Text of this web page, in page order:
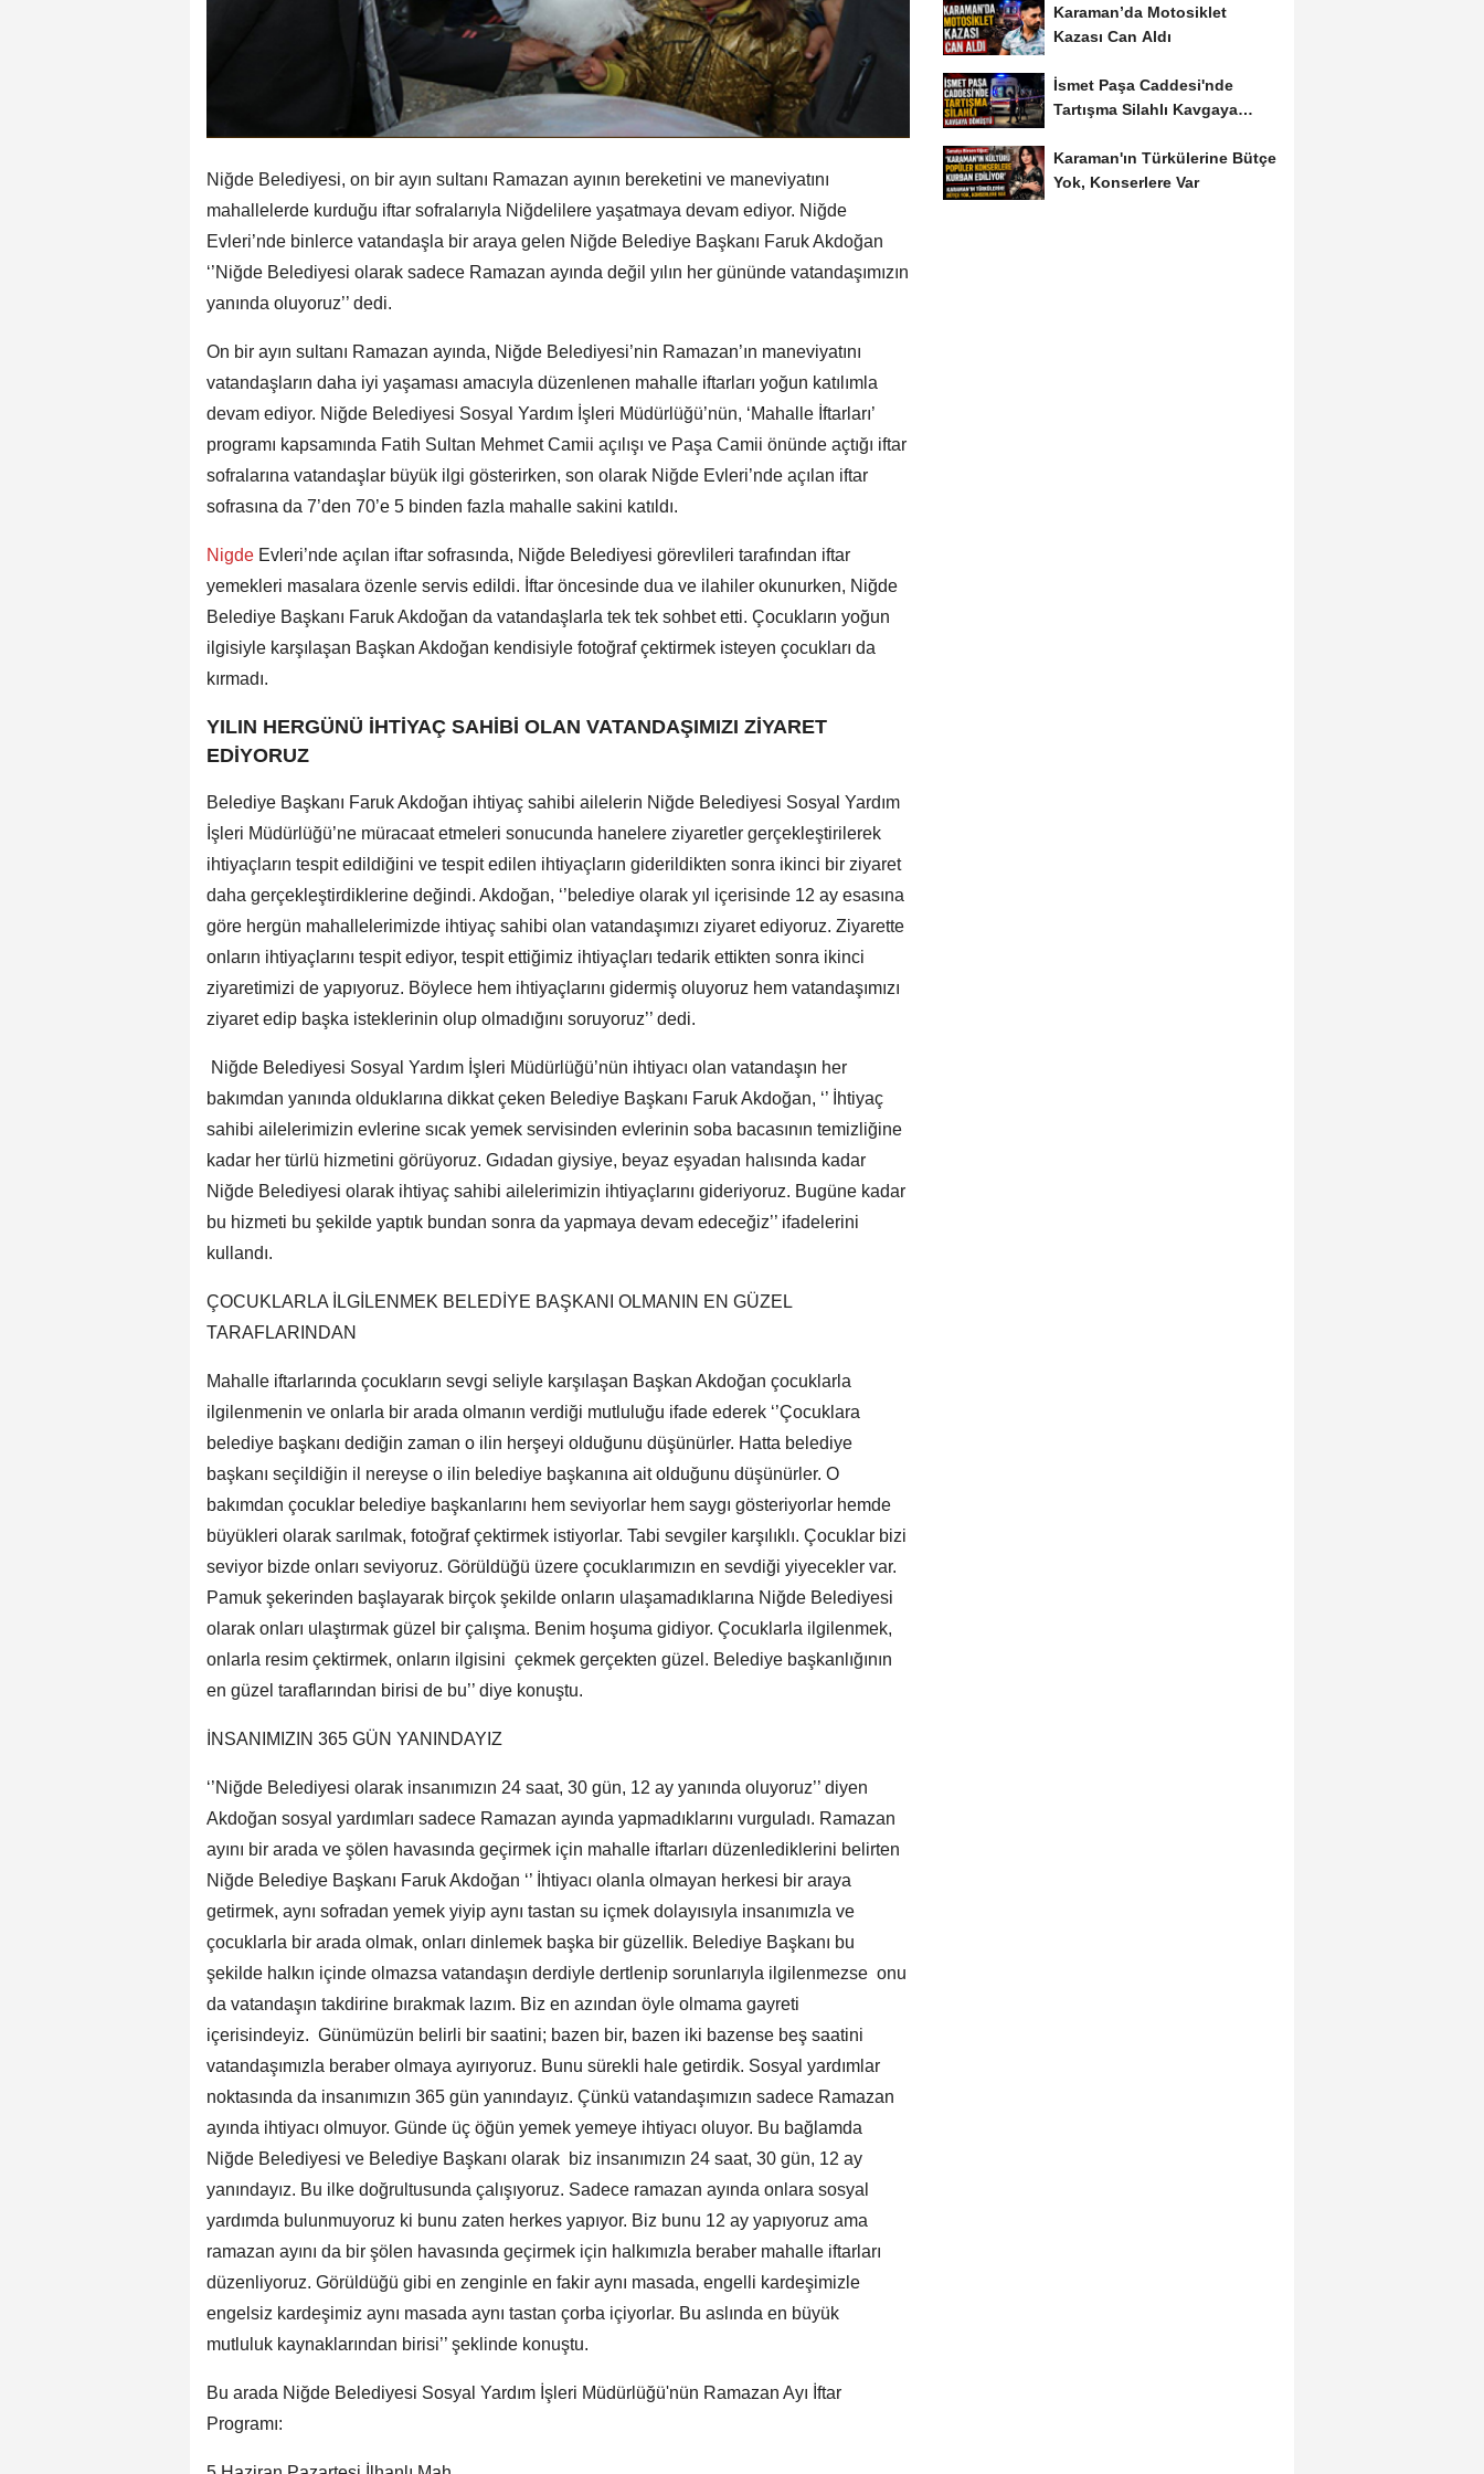
Niğde Belediyesi, on bir ayın sultanı Ramazan ayının bereketini ve maneviyatını
mahallelerde kurduğu iftar sofralarıyla Niğdelilere yaşatmaya devam ediyor. Niğde
Evleri’nde binlerce vatandaşla bir araya gelen Niğde Belediye Başkanı Faruk Akdoğan
‘’Niğde Belediyesi olarak sadece Ramazan ayında değil yılın her gününde vatandaşımızın
yanında oluyoruz’’ dedi.
On bir ayın sultanı Ramazan ayında, Niğde Belediyesi’nin Ramazan’ın maneviyatını
vatandaşların daha iyi yaşaması amacıyla düzenlenen mahalle iftarları yoğun katılımla
devam ediyor. Niğde Belediyesi Sosyal Yardım İşleri Müdürlüğü’nün, ‘Mahalle İftarları’
programı kapsamında Fatih Sultan Mehmet Camii açılışı ve Paşa Camii önünde açtığı iftar
sofralarına vatandaşlar büyük ilgi gösterirken, son olarak Niğde Evleri’nde açılan iftar
sofrasına da 7’den 70’e 5 binden fazla mahalle sakini katıldı.
Nigde Evleri’nde açılan iftar sofrasında, Niğde Belediyesi görevlileri tarafından iftar
yemekleri masalara özenle servis edildi. İftar öncesinde dua ve ilahiler okunurken, Niğde
Belediye Başkanı Faruk Akdoğan da vatandaşlarla tek tek sohbet etti. Çocukların yoğun
ilgisiyle karşılaşan Başkan Akdoğan kendisiyle fotoğraf çektirmek isteyen çocukları da
kırmadı.
YILIN HERGÜNÜ İHTİYAÇ SAHİBİ OLAN VATANDAŞIMIZI ZİYARET
EDİYORUZ
Belediye Başkanı Faruk Akdoğan ihtiyaç sahibi ailelerin Niğde Belediyesi Sosyal Yardım
İşleri Müdürlüğü’ne müracaat etmeleri sonucunda hanelere ziyaretler gerçekleştirilerek
ihtiyaçların tespit edildiğini ve tespit edilen ihtiyaçların giderildikten sonra ikinci bir ziyaret
daha gerçekleştirdiklerine değindi. Akdoğan, ‘’belediye olarak yıl içerisinde 12 ay esasına
göre hergün mahallelerimizde ihtiyaç sahibi olan vatandaşımızı ziyaret ediyoruz. Ziyarette
onların ihtiyaçlarını tespit ediyor, tespit ettiğimiz ihtiyaçları tedarik ettikten sonra ikinci
ziyaretimizi de yapıyoruz. Böylece hem ihtiyaçlarını gidermiş oluyoruz hem vatandaşımızı
ziyaret edip başka isteklerinin olup olmadığını soruyoruz’’ dedi.
Niğde Belediyesi Sosyal Yardım İşleri Müdürlüğü’nün ihtiyacı olan vatandaşın her
bakımdan yanında olduklarına dikkat çeken Belediye Başkanı Faruk Akdoğan, ‘’ İhtiyaç
sahibi ailelerimizin evlerine sıcak yemek servisinden evlerinin soba bacasının temizliğine
kadar her türlü hizmetini görüyoruz. Gıdadan giysiye, beyaz eşyadan halısında kadar
Niğde Belediyesi olarak ihtiyaç sahibi ailelerimizin ihtiyaçlarını gideriyoruz. Bugüne kadar
bu hizmeti bu şekilde yaptık bundan sonra da yapmaya devam edeceğiz’’ ifadelerini
kullandı.
ÇOCUKLARLA İLGİLENMEK BELEDİYE BAŞKANI OLMANIN EN GÜZEL
TARAFLARINDAN
Mahalle iftarlarında çocukların sevgi seliyle karşılaşan Başkan Akdoğan çocuklarla
ilgilenmenin ve onlarla bir arada olmanın verdiği mutluluğu ifade ederek ‘’Çocuklara
belediye başkanı dediğin zaman o ilin herşeyi olduğunu düşünürler. Hatta belediye
başkanı seçildiğin il nereyse o ilin belediye başkanına ait olduğunu düşünürler. O
bakımdan çocuklar belediye başkanlarını hem seviyorlar hem saygı gösteriyorlar hemde
büyükleri olarak sarılmak, fotoğraf çektirmek istiyorlar. Tabi sevgiler karşılıklı. Çocuklar bizi
seviyor bizde onları seviyoruz. Görüldüğü üzere çocuklarımızın en sevdiği yiyecekler var.
Pamuk şekerinden başlayarak birçok şekilde onların ulaşamadıklarına Niğde Belediyesi
olarak onları ulaştırmak güzel bir çalışma. Benim hoşuma gidiyor. Çocuklarla ilgilenmek,
onlarla resim çektirmek, onların ilgisini çekmek gerçekten güzel. Belediye başkanlığının
en güzel taraflarından birisi de bu’’ diye konuştu.
İNSANIMIZIN 365 GÜN YANINDAYIZ
‘’Niğde Belediyesi olarak insanımızın 24 saat, 30 gün, 12 ay yanında oluyoruz’’ diyen
Akdoğan sosyal yardımları sadece Ramazan ayında yapmadıklarını vurguladı. Ramazan
ayını bir arada ve şölen havasında geçirmek için mahalle iftarları düzenlediklerini belirten
Niğde Belediye Başkanı Faruk Akdoğan ‘’ İhtiyacı olanla olmayan herkesi bir araya
getirmek, aynı sofradan yemek yiyip aynı tastan su içmek dolayısıyla insanımızla ve
çocuklarla bir arada olmak, onları dinlemek başka bir güzellik. Belediye Başkanı bu
şekilde halkın içinde olmazsa vatandaşın derdiyle dertlenip sorunlarıyla ilgilenmezse onu
da vatandaşın takdirine bırakmak lazım. Biz en azından öyle olmama gayreti
içerisindeyiz. Günümüzün belirli bir saatini; bazen bir, bazen iki bazense beş saatini
vatandaşımızla beraber olmaya ayırıyoruz. Bunu sürekli hale getirdik. Sosyal yardımlar
noktasında da insanımızın 365 gün yanındayız. Çünkü vatandaşımızın sadece Ramazan
ayında ihtiyacı olmuyor. Günde üç öğün yemek yemeye ihtiyacı oluyor. Bu bağlamda
Niğde Belediyesi ve Belediye Başkanı olarak biz insanımızın 24 saat, 30 gün, 12 ay
yanındayız. Bu ilke doğrultusunda çalışıyoruz. Sadece ramazan ayında onlara sosyal
yardımda bulunmuyoruz ki bunu zaten herkes yapıyor. Biz bunu 12 ay yapıyoruz ama
ramazan ayını da bir şölen havasında geçirmek için halkımızla beraber mahalle iftarları
düzenliyoruz. Görüldüğü gibi en zenginle en fakir aynı masada, engelli kardeşimizle
engelsiz kardeşimiz aynı masada aynı tastan çorba içiyorlar. Bu aslında en büyük
mutluluk kaynaklarından birisi’’ şeklinde konuştu.
Bu arada Niğde Belediyesi Sosyal Yardım İşleri Müdürlüğü'nün Ramazan Ayı İftar
Programı:
Karaman’da Motosiklet
Kazası Can Aldı
İsmet Paşa Caddesi'nde
Tartışma Silahlı Kavgaya
Karaman'ın Türkülerine Bütçe
Yok, Konserlere Var